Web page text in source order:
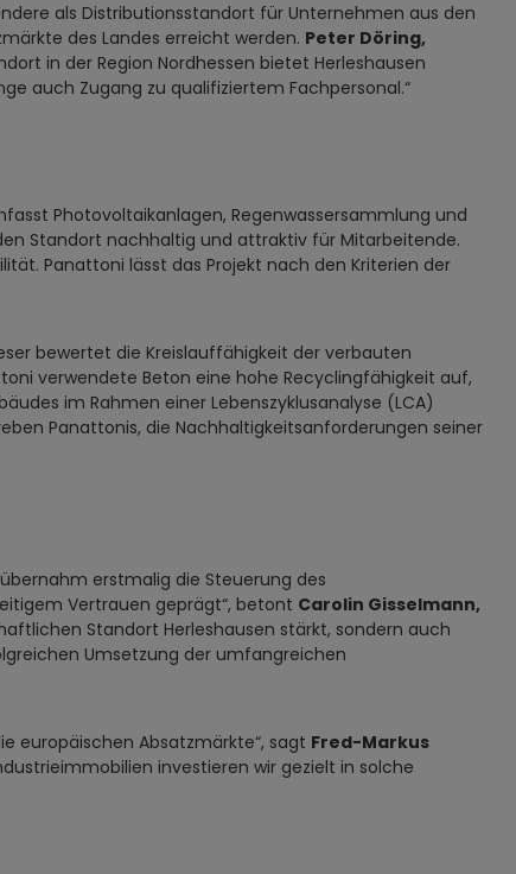
als Distributionsstandort für Unternehmen aus den
des Landes erreicht werden. Peter Döring,
in der Region Nordhessen bietet Herleshausen
auch Zugang zu qualifiziertem Fachpersonal.“
Photovoltaikanlagen, Regenwassersammlung und
Standort nachhaltig und attraktiv für Mitarbeitende.
Panattoni lässt das Projekt nach den Kriterien der
bewertet die Kreislauffähigkeit der verbauten
verwendete Beton eine hohe Recyclingfähigkeit auf,
im Rahmen einer Lebenszyklusanalyse (LCA)
Panattonis, die Nachhaltigkeitsanforderungen seiner
erstmalig die Steuerung des
Vertrauen geprägt“, betont Carolin Gisselmann,
Standort Herleshausen stärkt, sondern auch
Umsetzung der umfangreichen
europäischen Absatzmärkte“, sagt Fred-Markus
investieren wir gezielt in solche